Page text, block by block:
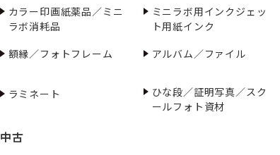
カラー印画紙薬品／ミニ
ラボ消耗品
ミニラボ用インクジェッ
ト用紙インク
額縁／フォトフレーム
アルバム／ファイル
ラミネート
ひな段／証明写真／スク
ールフォト資材
中古